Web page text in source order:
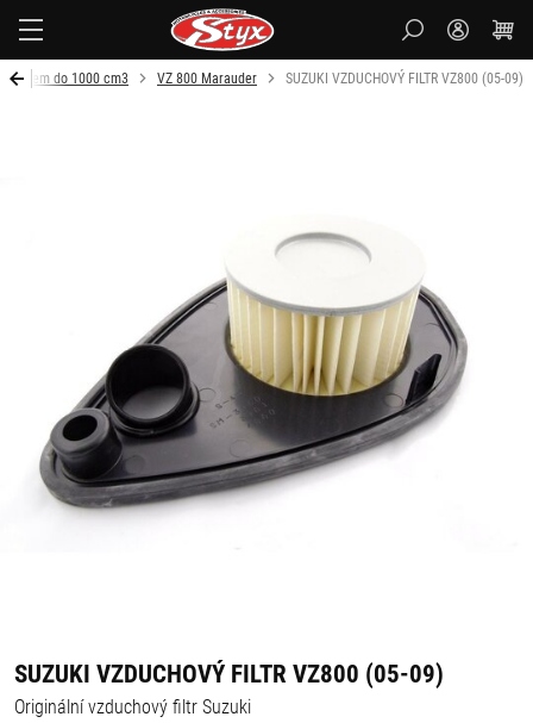
Objem do 1000 cm3 VZ 800 Marauder SUZUKI VZDUCHOVÝ FILTR VZ800 (05-09)
SUZUKI VZDUCHOVÝ FILTR VZ800 (05-09)
Originální vzduchový filtr Suzuki